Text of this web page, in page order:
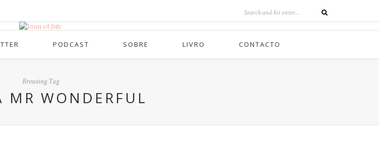
PODCAST SOBRE LIVRO CONTACTO
Browsing Tag
MR WONDERFUL